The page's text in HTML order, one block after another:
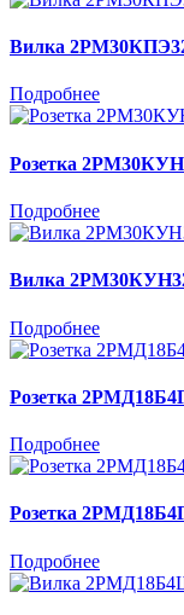
Вилка
Подробнее
Розетка
Подробнее
Вилка
Подробнее
Розетка
Подробнее
Розетка
Подробнее